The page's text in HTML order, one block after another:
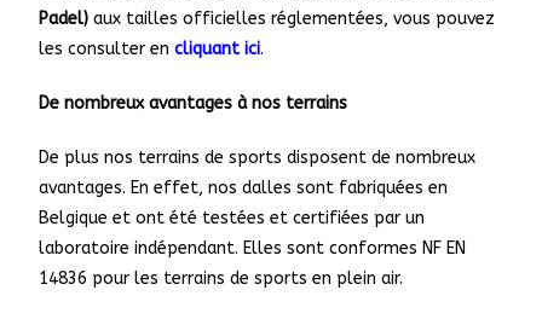
Padel) aux tailles officielles réglementées, vous pouvez
les consulter encliquant ici.
De nombreux avantages à nos terrains
De plus nos terrains de sports disposent de nombreux
avantages. En effet, nos dalles sont fabriquées en
Belgique et ont été testées et certifiées par un
laboratoire indépendant. Elles sont conformes NF EN
14836 pour les terrains de sports en plein air.